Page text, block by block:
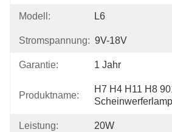
Modell: L6
Stromspannung: 9V-18V
Garantie: 1 Jahr
Produktname:
H7 H4 H11 H8
Leistung: 20W